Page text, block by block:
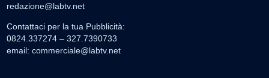
redazione@labtv.net
Contattaci per la tua Pubblicità:
0824.337274 – 327.7390733
email: commerciale@labtv.net